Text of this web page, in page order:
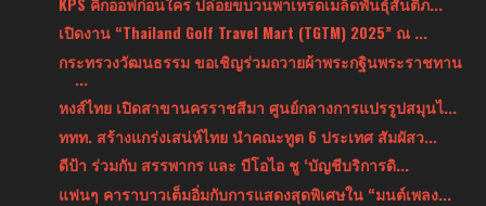
เปิดงาน “Thailand Golf Travel Mart (TGTM) 2025” ณ ...
กระทรวงวัฒนธรรม ขอเชิญร่วมถวายผ้าพระกฐินพระราชทาน
...
หงส์ไทย เปิดสาขานครราชสีมา ศูนย์กลางการแปรรูปสมุนไ...
ททท. สร้างแกร่งเสน่ห์ไทย นำคณะทูต 6 ประเทศ สัมผัสว...
ดีป้า ร่วมกับ สรรพากร และ บีโอไอ ชู ‘บัญชีบริการดิ...
แฟนๆ คาราบาวเต็มอิ่มกับการแสดงสุดพิเศษใน “มนต์เพลง...